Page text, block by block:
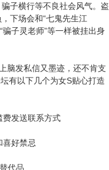
子横行等不良社会风气。盗
下场会和“七鬼先生江
骗子灵老师”等一样被挂出身
脑发私信又墨迹，还不肯支
有以下几个为女S贴心打造
费发送联系方式
喜好禁忌
代品